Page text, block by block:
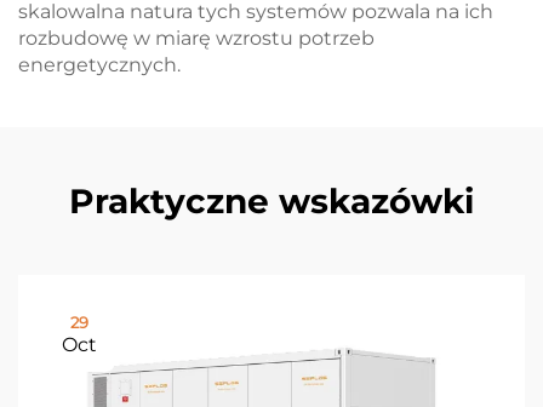
skalowalna natura tych systemów pozwala na ich
rozbudowę w miarę wzrostu potrzeb
energetycznych.
Praktyczne wskazówki
29
Oct